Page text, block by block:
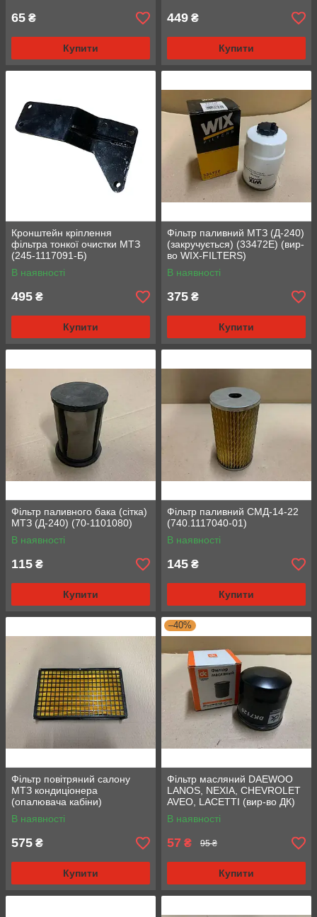
65 ₴
Купити
449 ₴
Купити
Кронштейн кріплення
фільтра тонкої очистки МТЗ
(245-1117091-Б)
В наявності
495 ₴
Купити
Фільтр паливний МТЗ (Д-240)
(закручується) (33472Е) (вир-
во WIX-FILTERS)
В наявності
375 ₴
Купити
Фільтр паливного бака (сітка)
МТЗ (Д-240) (70-1101080)
В наявності
115 ₴
Купити
Фільтр паливний СМД-14-22
(740.1117040-01)
В наявності
145 ₴
Купити
Фільтр повітряний салону
МТЗ кондиціонера
(опалювача кабіни)
(Оригінал) (80-8104070)
В наявності
575 ₴
Купити
–40%
Фільтр масляний DAEWOO
LANOS, NEXIA, CHEVROLET
AVEO, LACETTI (вир-во ДК)
(DK7129)
В наявності
57 ₴ 95 ₴
Купити